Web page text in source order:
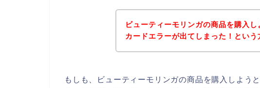
ビューティーモリンガの商品を購入
カードエラーが出てしまった！という
もしも、ビューティーモリンガの商品を購入しよう